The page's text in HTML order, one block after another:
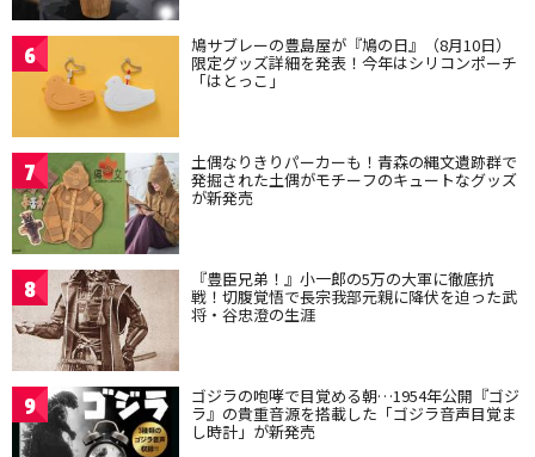
6 鳩サブレーの豊島屋が『鳩の日』（8月10日）
限定グッズ詳細を発表！今年はシリコンポーチ
「はとっこ」
7 土偶なりきりパーカーも！青森の縄文遺跡群で
発掘された土偶がモチーフのキュートなグッズ
が新発売
8 『豊臣兄弟！』小一郎の5万の大軍に徹底抗
戦！切腹覚悟で長宗我部元親に降伏を迫った武
将・谷忠澄の生涯
9 ゴジラの咆哮で目覚める朝…1954年公開『ゴジ
ラ』の貴重音源を搭載した「ゴジラ音声目覚ま
し時計」が新発売